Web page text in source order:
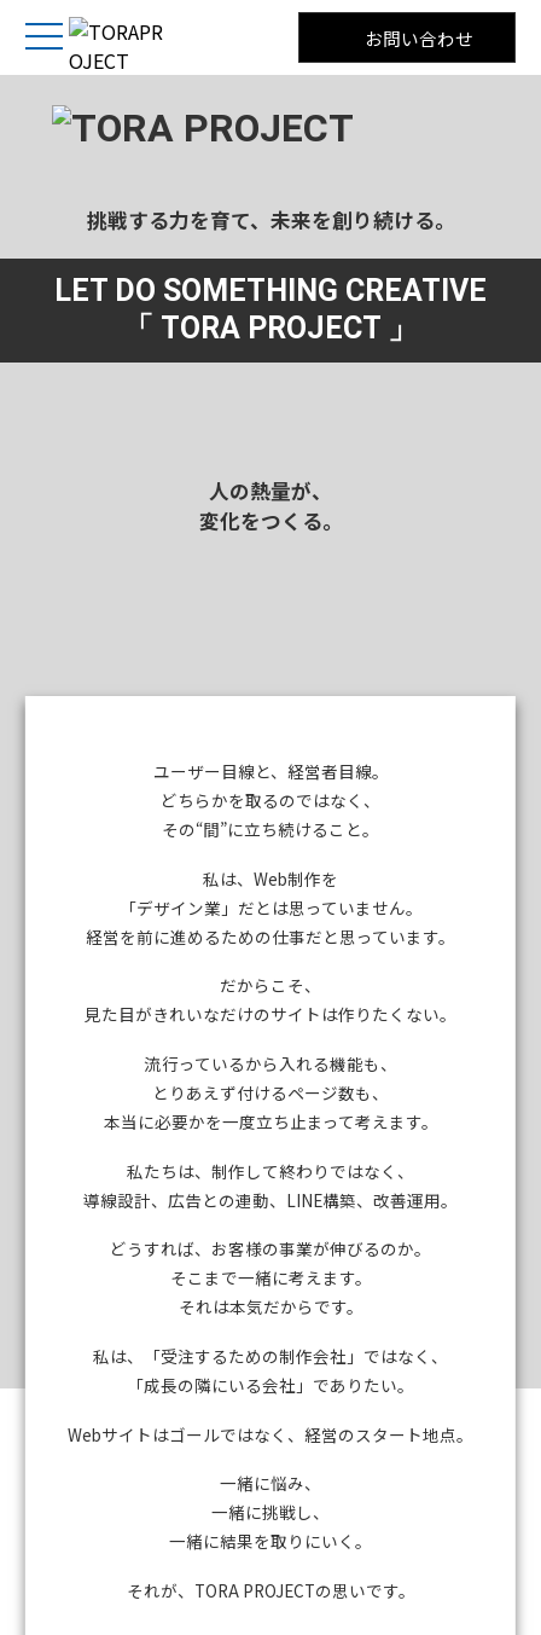
お問い合わせ
挑戦する力を育て、未来を創り続ける。
LET DO SOMETHING CREATIVE
「 TORA PROJECT 」
人の熱量が、
変化をつくる。
ユーザー目線と、経営者目線。
どちらかを取るのではなく、
その“間”に立ち続けること。
私は、Web制作を
「デザイン業」だとは思っていません。
経営を前に進めるための仕事だと思っています。
だからこそ、
見た目がきれいなだけのサイトは作りたくない。
流行っているから入れる機能も、
とりあえず付けるページ数も、
本当に必要かを一度立ち止まって考えます。
私たちは、制作して終わりではなく、
導線設計、広告との連動、LINE構築、改善運用。
どうすれば、お客様の事業が伸びるのか。
そこまで一緒に考えます。
それは本気だからです。
私は、「受注するための制作会社」ではなく、
「成長の隣にいる会社」でありたい。
Webサイトはゴールではなく、経営のスタート地点。
一緒に悩み、
一緒に挑戦し、
一緒に結果を取りにいく。
それが、TORA PROJECTの思いです。